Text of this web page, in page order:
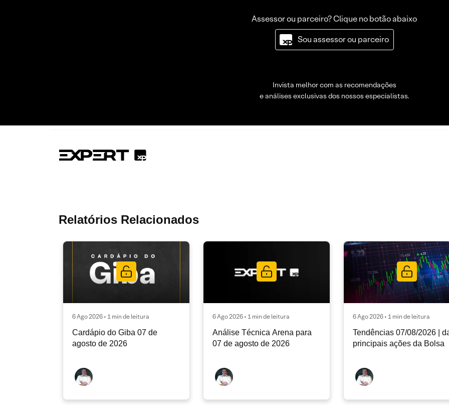
Assessor ou parceiro? Clique no botão abaixo
Sou assessor ou parceiro
Invista melhor com as recomendações
e análises exclusivas dos nossos especialistas.
Relatórios Relacionados
6 Ago 2026 • 1 min de leitura
Cardápio do Giba 07 de
agosto de 2026
6 Ago 2026 • 1 min de leitura
Análise Técnica Arena para
07 de agosto de 2026
6 Ago 2026 • 1 min de leitura
Tendências 07/08/2026 |
principais ações da Bolsa